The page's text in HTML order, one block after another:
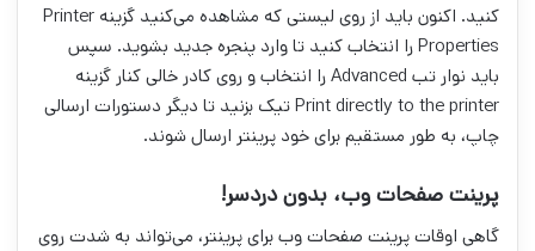
کنید. اکنون باید از روی لیستی که مشاهده می‌کنید گزینه Printer
Properties را انتخاب کنید تا وارد پنجره جدید بشوید. سپس
باید نوار تب Advanced را انتخاب و روی کادر خالی کنار گزینه
Print directly to the printer تیک بزنید تا دیگر دستورات ارسالی
چاپ، به طور مستقیم برای خود پرینتر ارسال شوند.
پرینت صفحات وب، بدون دردسر!
گاهی اوقات پرینت صفحات وب برای پرینتر، می‌تواند به شدت روی